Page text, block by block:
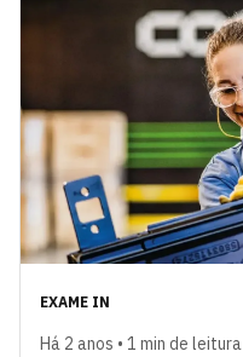
EXAME IN
Há 2 anos • 1 min de leitura